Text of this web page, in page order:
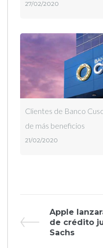
27/02/2020
Clientes de Banco
de más beneficios
21/02/2020
Previous
Post
Apple
de crédito
Sachs